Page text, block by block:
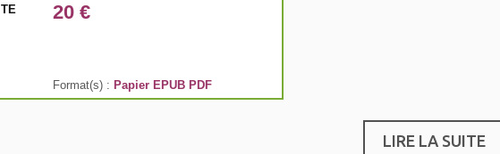
20 €
Format(s) : Papier EPUB PDF
LIRE LA SUITE